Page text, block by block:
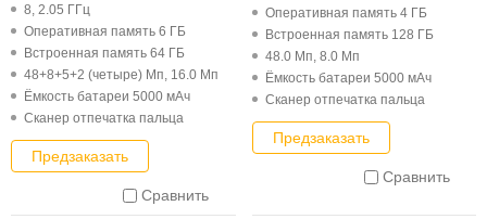
8, 2.05 ГГц
Оперативная память 6 ГБ
Встроенная память 64 ГБ
48+8+5+2 (четыре) Мп, 16.0 Мп
Ёмкость батареи 5000 мАч
Cканер отпечатка пальца
Предзаказать
Сравнить
Оперативная память 4 ГБ
Встроенная память 128 ГБ
48.0 Мп, 8.0 Мп
Ёмкость батареи 5000 мАч
Cканер отпечатка пальца
Предзаказать
Сравнить